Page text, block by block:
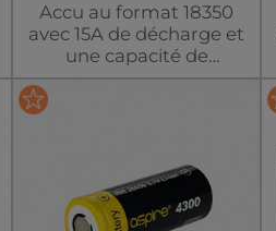
couleur/modèle
Accu au format 18350
avec 15A de décharge et
une capacité de
1100mAh.